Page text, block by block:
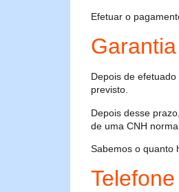
Efetuar o
Garantia
Depois de efetuado
previsto.
Depois desse
de uma CNH
Sabemos o quanto
Telefone